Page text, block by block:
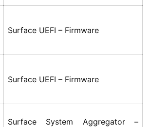
Surface UEFI – Firmware
Surface UEFI – Firmware
Surface System Aggregator –